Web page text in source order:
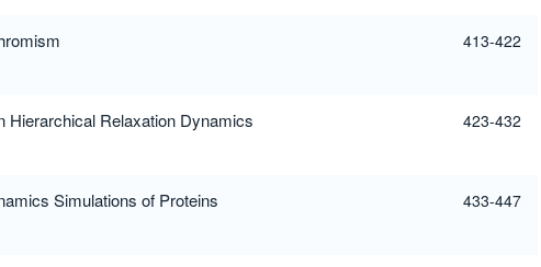
413-422
Hierarchical Relaxation Dynamics 423-432
Simulations of Proteins 433-447